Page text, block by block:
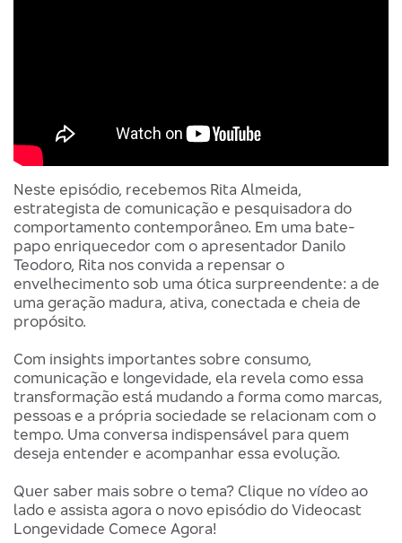
Neste episódio, recebemos Rita Almeida,
estrategista de comunicação e pesquisadora do
comportamento contemporâneo. Em uma bate-
papo enriquecedor com o apresentador Danilo
Teodoro, Rita nos convida a repensar o
envelhecimento sob uma ótica surpreendente: a de
uma geração madura, ativa, conectada e cheia de
propósito.
Com insights importantes sobre consumo,
comunicação e longevidade, ela revela como essa
transformação está mudando a forma como marcas,
pessoas e a própria sociedade se relacionam com o
tempo. Uma conversa indispensável para quem
deseja entender e acompanhar essa evolução.
Quer saber mais sobre o tema? Clique no vídeo ao
lado e assista agora o novo episódio do Videocast
Longevidade Comece Agora!